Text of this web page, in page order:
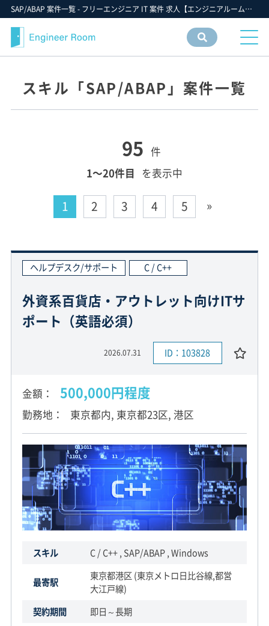
SAP/ABAP 案件一覧 - フリーエンジニア IT 案件 求人【エンジニアルーム】ITフリーランス ITエンジニア IT個人事業主 仕事 転職 募集
スキル「SAP/ABAP」案件一覧
95 件
1〜20件目
を表示中
1 2 3 4 5 »
ヘルプデスク/サポート C / C++
外資系百貨店・アウトレット向けITサ
ポート（英語必須）
2026.07.31 ID：103828
金額 500,000円程度
勤務地 東京都内, 東京都23区, 港区
スキル C / C++ , SAP/ABAP , Windows
最寄駅
東京都港区 (東京メトロ日比谷線,都営
大江戸線)
契約期間
即日～長期